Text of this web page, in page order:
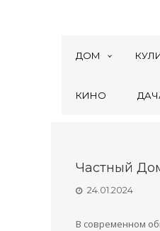
ДОМ
КИНО
Частный
24.01.2024
В современном